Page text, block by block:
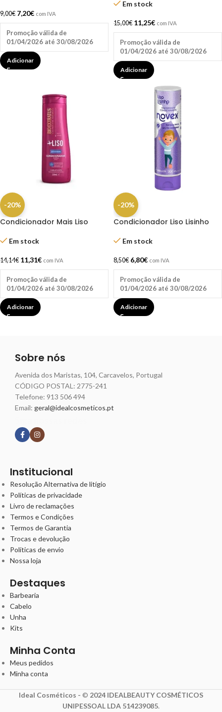
9,00€ 7,20€ com IVA
Promoção válida de
01/04/2026 até 30/08/2026
Adicionar
Em stock
15,00€ 11,25€ com IVA
Promoção válida de
01/04/2026 até 30/08/2026
Adicionar
-20%
Condicionador Mais Liso
Em stock
14,14€ 11,31€ com IVA
Promoção válida de
01/04/2026 até 30/08/2026
Adicionar
-20%
Condicionador Liso Lisinho
Em stock
8,50€ 6,80€ com IVA
Promoção válida de
01/04/2026 até 30/08/2026
Adicionar
Sobre nós
Avenida dos Maristas, 104, Carcavelos, Portugal
CÓDIGO POSTAL: 2775-241
Telefone: 913 506 494
Email: geral@idealcosmeticos.pt
Institucional
Resolução Alternativa de litígio
Políticas de privacidade
Livro de reclamações
Termos e Condições
Termos de Garantia
Trocas e devolução
Políticas de envio
Nossa loja
Destaques
Barbearia
Cabelo
Unha
Kits
Minha Conta
Meus pedidos
Minha conta
Ideal Cosméticos - © 2024 IDEALBEAUTY COSMÉTICOS
UNIPESSOAL LDA 514239085.